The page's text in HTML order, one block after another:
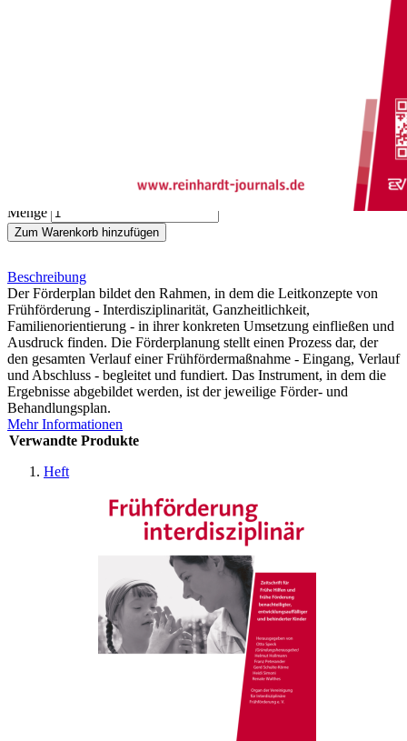
Menge
Zum Warenkorb hinzufügen
Beschreibung
Der Förderplan bildet den Rahmen, in dem die Leitkonzepte von
Frühförderung - Interdisziplinarität, Ganzheitlichkeit,
Familienorientierung - in ihrer konkreten Umsetzung einfließen und
Ausdruck finden. Die Förderplanung stellt einen Prozess dar, der
den gesamten Verlauf einer Frühfördermaßnahme - Eingang, Verlauf
und Abschluss - begleitet und fundiert. Das Instrument, in dem die
Ergebnisse abgebildet werden, ist der jeweilige Förder- und
Behandlungsplan.
Mehr Informationen
Verwandte Produkte
Heft